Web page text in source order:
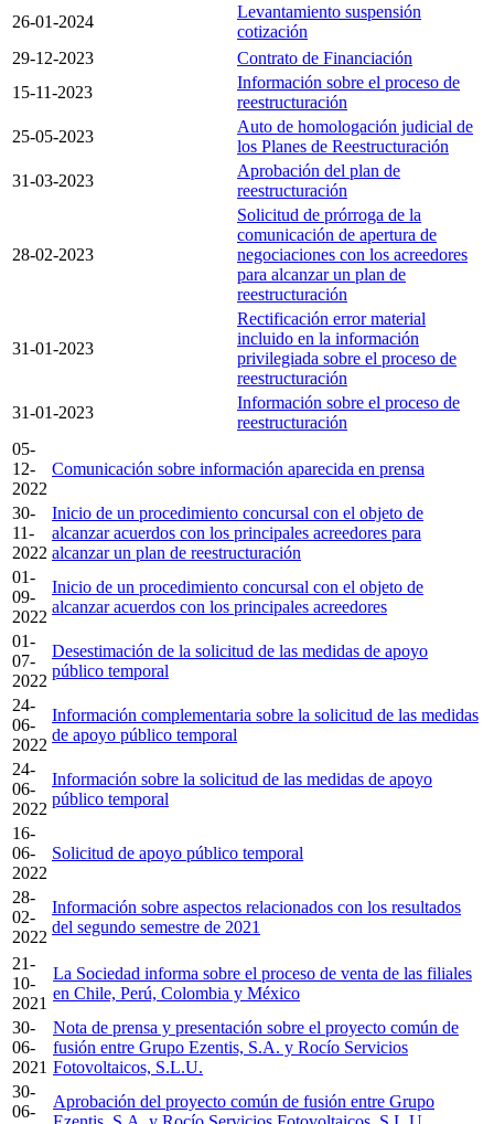
26-01-2024
Levantamiento suspensión
cotización
29-12-2023
Contrato de Financiación
15-11-2023
Información sobre el proceso de
reestructuración
25-05-2023
Auto de homologación judicial de
los Planes de Reestructuración
31-03-2023
Aprobación del plan de
reestructuración
28-02-2023
Solicitud de prórroga de la
comunicación de apertura de
negociaciones con los acreedores
para alcanzar un plan de
reestructuración
31-01-2023
Rectificación error material
incluido en la información
privilegiada sobre el proceso de
reestructuración
31-01-2023
Información sobre el proceso de
reestructuración
05-
12-
2022
Comunicación sobre información aparecida en prensa
30-
11-
2022
Inicio de un procedimiento concursal con el objeto de
alcanzar acuerdos con los principales acreedores para
alcanzar un plan de reestructuración
01-
09-
2022
Inicio de un procedimiento concursal con el objeto de
alcanzar acuerdos con los principales acreedores
01-
07-
2022
Desestimación de la solicitud de las medidas de apoyo
público temporal
24-
06-
2022
Información complementaria sobre la solicitud de las medidas
de apoyo público temporal
24-
06-
2022
Información sobre la solicitud de las medidas de apoyo
público temporal
16-
06-
2022
Solicitud de apoyo público temporal
28-
02-
2022
Información sobre aspectos relacionados con los resultados
del segundo semestre de 2021
21-
10-
2021
La Sociedad informa sobre el proceso de venta de las filiales
en Chile, Perú, Colombia y México
30-
06-
2021
Nota de prensa y presentación sobre el proyecto común de
fusión entre Grupo Ezentis, S.A. y Rocío Servicios
Fotovoltaicos, S.L.U.
30-
06-
Aprobación del proyecto común de fusión entre Grupo